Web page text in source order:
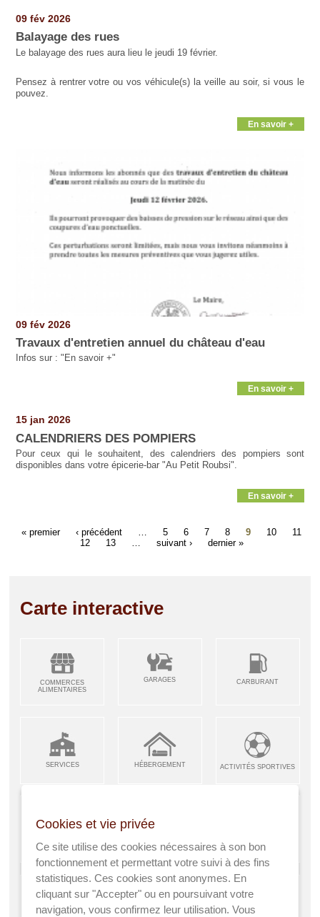
09 fév 2026
Balayage des rues
Le balayage des rues aura lieu le jeudi 19 février.
Pensez à rentrer votre ou vos véhicule(s) la veille au soir, si vous le
pouvez.
En savoir +
09 fév 2026
Travaux d'entretien annuel du château d'eau
Infos sur : "En savoir +"
En savoir +
15 jan 2026
CALENDRIERS DES POMPIERS
Pour ceux qui le souhaitent, des calendriers des pompiers sont
disponibles dans votre épicerie-bar "Au Petit Roubsi".
En savoir +
« premier ‹ précédent 5 6 7 8 9 10
11
12
13 suivant › dernier »
Carte interactive
COMMERCES
ALIMENTAIRES
GARAGES CARBURANT
SERVICES HÉBERGEMENT ACTIVITÉS SPORTIVES
ARTISANS &
INDUSTRIES
RESTAURANTS CAFÉS ENFANCE JEUNESSE
Cookies et vie privée
Ce site utilise des cookies nécessaires à son bon
fonctionnement et permettant votre suivi à des fins
statistiques. Ces cookies sont anonymes. En
cliquant sur "Accepter" ou en poursuivant votre
navigation, vous confirmez leur utilisation. Vous